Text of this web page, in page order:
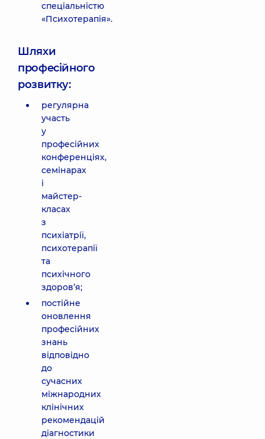
спеціальністю
«Психотерапія».
Шляхи
професійного
розвитку:
регулярна
участь
у
професійних
конференціях,
семінарах
і
майстер-
класах
з
психіатрії,
психотерапії
та
психічного
здоров’я;
постійне
оновлення
професійних
знань
відповідно
до
сучасних
міжнародних
клінічних
рекомендацій
діагностики